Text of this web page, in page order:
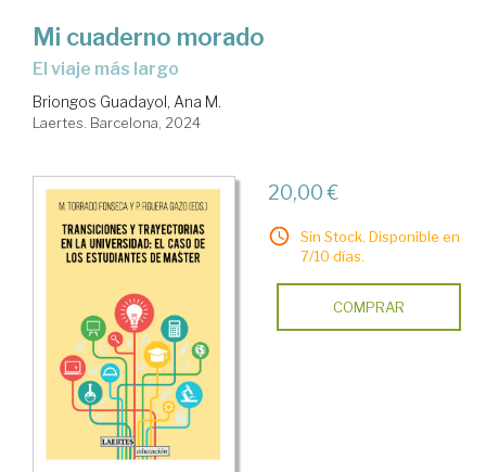
Mi cuaderno morado
el viaje más largo
Briongos Guadayol, Ana M.
Laertes. Barcelona, 2024
20,00 €
Sin Stock. Disponible en
7/10 días.
COMPRAR